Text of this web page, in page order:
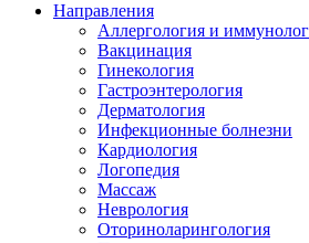
Направления
Аллергология и
Вакцинация
Гинекология
Гастроэнтерология
Дерматология
Инфекционные болнезни
Кардиология
Логопедия
Массаж
Неврология
Оториноларингология